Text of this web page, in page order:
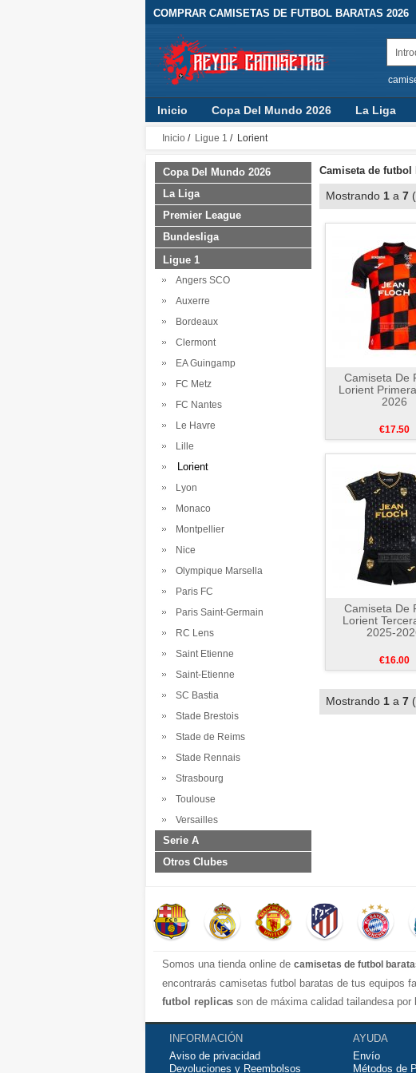
COMPRAR CAMISETAS DE FUTBOL BARATAS 2026
Inicio Copa Del Mundo 2026 La Liga
Inicio / Ligue 1 / Lorient
Copa Del Mundo 2026
La Liga
Premier League
Bundesliga
Ligue 1
Angers SCO
Auxerre
Bordeaux
Clermont
EA Guingamp
FC Metz
FC Nantes
Le Havre
Lille
Lorient
Lyon
Monaco
Montpellier
Nice
Olympique Marsella
Paris FC
Paris Saint-Germain
RC Lens
Saint Etienne
Saint-Etienne
SC Bastia
Stade Brestois
Stade de Reims
Stade Rennais
Strasbourg
Toulouse
Versailles
Serie A
Otros Clubes
Camiseta de futbol
Mostrando 1 a 7
Camiseta De
Lorient
2026
€17.50
Camiseta De
Lorient
2025-
€16.00
Mostrando 1 a 7
Somos una tienda online de camisetas de futbol
encontrarás camisetas futbol baratas de tus equipos
futbol replicas son de máxima calidad tailandesa
transpirable por lo que te servirán para jugar al fútbol
contáctanos y haremos lo posible para conseguirtela
INFORMACIÓN
Aviso de privacidad
Devoluciones y Reembolsos
AYUDA
Envío
Métodos de